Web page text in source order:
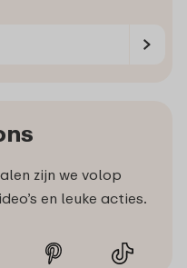
zijn we volop
en leuke acties.